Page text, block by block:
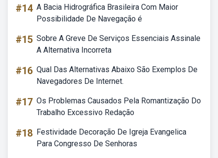
#14 A Bacia Hidrográfica Brasileira Com Maior
Possibilidade De Navegação é
#15 Sobre A Greve De Serviços Essenciais Assinale
A Alternativa Incorreta
#16 Qual Das Alternativas Abaixo São Exemplos De
Navegadores De Internet.
#17 Os Problemas Causados Pela Romantização Do
Trabalho Excessivo Redação
#18 Festividade Decoração De Igreja Evangelica
Para Congresso De Senhoras